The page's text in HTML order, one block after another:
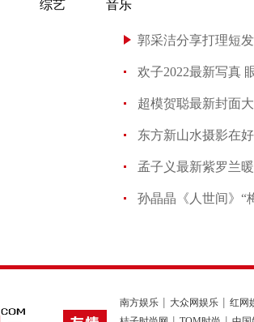
综艺 音乐
郭采洁分享打理短
欢子2022最新写真
超模贺聪最新封面
东方新山水摄影在
孟子义最新紫罗兰
孙晶晶《人世间》“
南方娱乐 大众网娱乐 红网